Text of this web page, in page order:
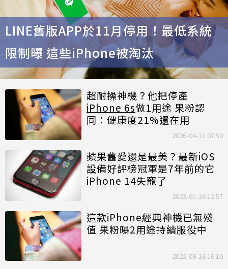
LINE舊版APP於11月停用！最低系統
限制曝 這些iPhone被淘汰
超耐操神機？他把停產
iPhone 6s做1用途 果粉認
同：健康度21%還在用
2026-04-11 07:50
蘋果舊愛還是最美？最新iOS
設備好評榜冠軍是7年前的它
iPhone 14失寵了
2023-01-16 12:57
這款iPhone經典神機已無殘
值 果粉曝2用途持續服役中
2022-09-16 16:10